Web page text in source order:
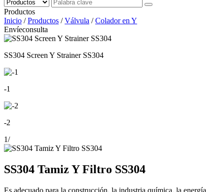
Productos
Inicio /Productos /Válvula /Colador en Y
Envíeconsulta
SS304 Screen Y Strainer SS304
-1
-2
1/
SS304 Tamiz Y Filtro SS304
Es adecuado para la construcción, la industria química, la energía